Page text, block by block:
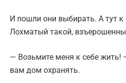
И пошли они выбирать. А тут к
Лохматый такой,
— Возьмите меня к себе жить!
вам дом охранять.